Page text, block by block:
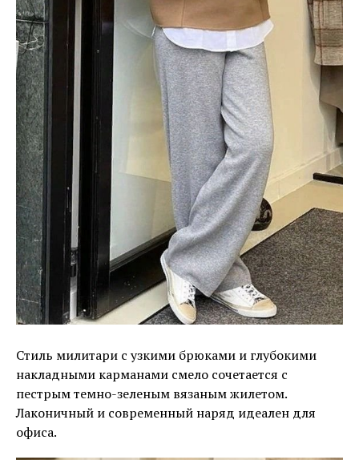
Стиль милитари с узкими брюками и глубокими
накладными карманами смело сочетается с
пестрым темно-зеленым вязаным жилетом.
Лаконичный и современный наряд идеален для
офиса.